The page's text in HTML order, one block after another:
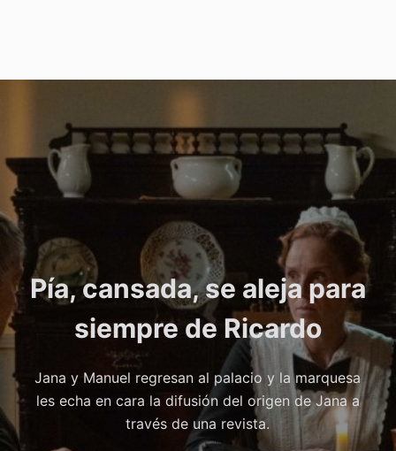
Pía, cansada, se aleja para
siempre de Ricardo
Jana y Manuel regresan al palacio y la marquesa
les echa en cara la difusión del origen de Jana a
través de una revista.